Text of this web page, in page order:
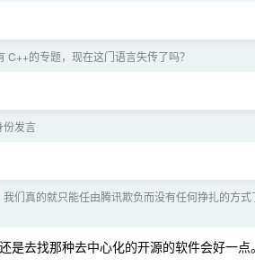
C++的专题，现在这门语言失传了吗？
份发言
们真的就只能任由腾讯欺负而没有任何挣扎的方
是去找那种去中心化的开源的软件会好一